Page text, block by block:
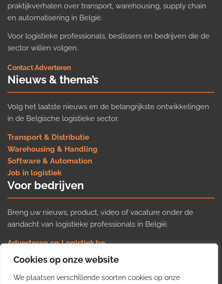
Cookies op onze website
We plaatsen verschillende soorten cookies op onze
praktijkverhalen over transport, warehousing, supply chain
en automatisering in België.
Voor logistieke professionals, beslissers en bedrijven die de
sector willen volgen.
Contact·Adverteren
Nieuws & thema’s
Volg het laatste nieuws en de belangrijkste ontwikkelingen
in de Belgische logistieke sector.
Transport & Distributie
Warehousing & Handling
Software & Automation
Job in logistiek
Voor bedrijven
Breng uw nieuws, product, video of vacature onder de
aandacht van logistieke professionals in België.
Adverteren op Logistiek.be
Nieuws insturen
Uw video op Logistiek.TV
Job plaatsen